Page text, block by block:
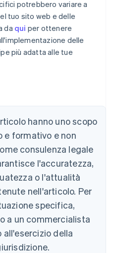
potrebbero variare a
tuo sito web e delle
da qui per ottenere
delle
più adatta alle tue
hanno uno scopo
e formativo e non
consulenza legale
l'accuratezza,
o l'attualità
nell'articolo. Per
specifica,
a un commercialista
della
English